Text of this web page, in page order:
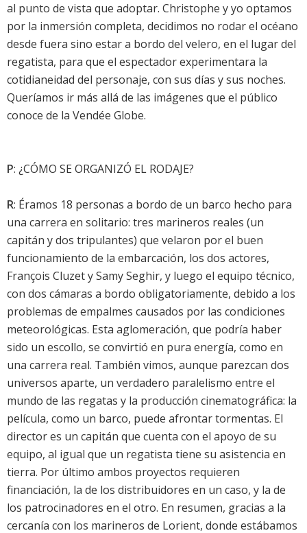
al punto de vista que adoptar. Christophe y yo optamos
por la inmersión completa, decidimos no rodar el océano
desde fuera sino estar a bordo del velero, en el lugar del
regatista, para que el espectador experimentara la
cotidianeidad del personaje, con sus días y sus noches.
Queríamos ir más allá de las imágenes que el público
conoce de la Vendée Globe.
P: ¿CÓMO SE ORGANIZÓ EL RODAJE?
R: Éramos 18 personas a bordo de un barco hecho para
una carrera en solitario: tres marineros reales (un
capitán y dos tripulantes) que velaron por el buen
funcionamiento de la embarcación, los dos actores,
François Cluzet y Samy Seghir, y luego el equipo técnico,
con dos cámaras a bordo obligatoriamente, debido a los
problemas de empalmes causados por las condiciones
meteorológicas. Esta aglomeración, que podría haber
sido un escollo, se convirtió en pura energía, como en
una carrera real. También vimos, aunque parezcan dos
universos aparte, un verdadero paralelismo entre el
mundo de las regatas y la producción cinematográfica: la
película, como un barco, puede afrontar tormentas. El
director es un capitán que cuenta con el apoyo de su
equipo, al igual que un regatista tiene su asistencia en
tierra. Por último ambos proyectos requieren
financiación, la de los distribuidores en un caso, y la de
los patrocinadores en el otro. En resumen, gracias a la
cercanía con los marineros de Lorient, donde estábamos